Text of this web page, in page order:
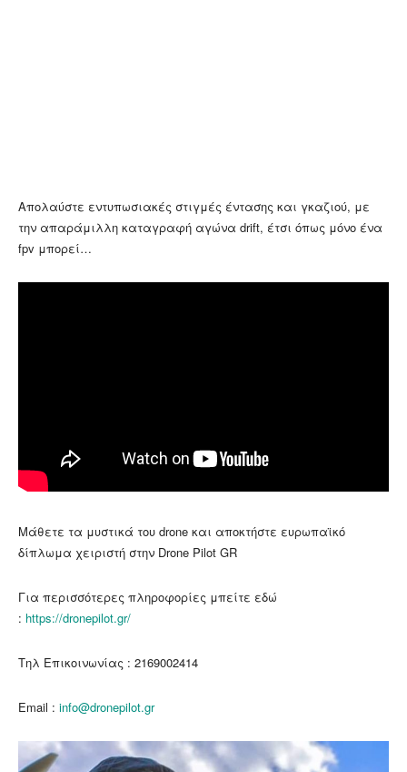
Απολαύστε εντυπωσιακές στιγμές έντασης και γκαζιού, με
την απαράμιλλη καταγραφή αγώνα drift, έτσι όπως μόνο ένα
fpv μπορεί…
Μάθετε τα μυστικά του drone και αποκτήστε ευρωπαϊκό
δίπλωμα χειριστή στην Drone Pilot GR
Για περισσότερες πληροφορίες μπείτε εδώ
: https://dronepilot.gr/
Τηλ Επικοινωνίας : 2169002414
Email : info@dronepilot.gr